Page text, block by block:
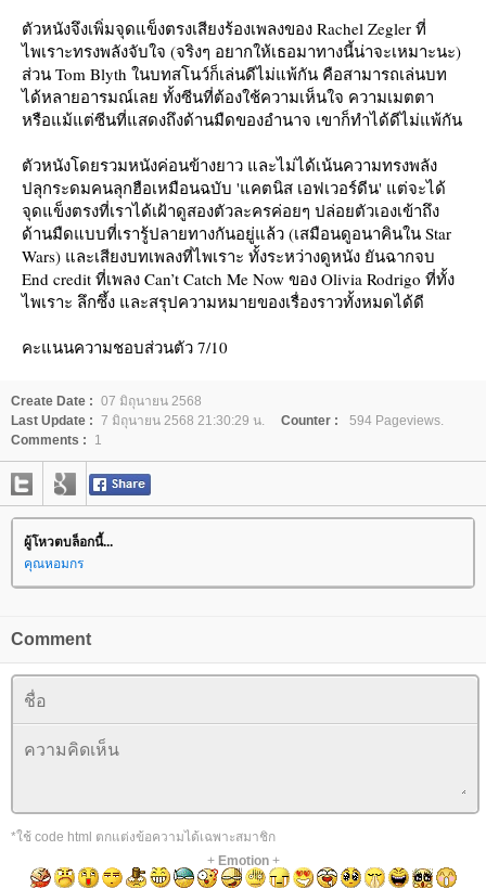
ตัวหนังจึงเพิ่มจุดแข็งตรงเสียงร้องเพลงของ Rachel Zegler ที่
ไพเราะทรงพลังจับใจ (จริงๆ อยากให้เธอมาทางนี้น่าจะเหมาะนะ)
ส่วน Tom Blyth ในบทสโนว์ก็เล่นดีไม่แพ้กัน คือสามารถเล่นบท
ได้หลายอารมณ์เลย ทั้งซีนที่ต้องใช้ความเห็นใจ ความเมตตา
หรือแม้แต่ซีนที่แสดงถึงด้านมืดของอำนาจ เขาก็ทำได้ดีไม่แพ้กัน
ตัวหนังโดยรวมหนังค่อนข้างยาว และไม่ได้เน้นความทรงพลัง
ปลุกระดมคนลุกฮือเหมือนฉบับ 'แคตนิส เอฟเวอร์ดีน' แต่จะได้
จุดแข็งตรงที่เราได้เฝ้าดูสองตัวละครค่อยๆ ปล่อยตัวเองเข้าถึง
ด้านมืดแบบที่เรารู้ปลายทางกันอยู่แล้ว (เสมือนดูอนาคินใน Star
Wars) และเสียงบทเพลงที่ไพเราะ ทั้งระหว่างดูหนัง ยันฉากจบ
End credit ที่เพลง Can’t Catch Me Now ของ Olivia Rodrigo ที่ทั้ง
ไพเราะ ลึกซึ้ง และสรุปความหมายของเรื่องราวทั้งหมดได้ดี
คะแนนความชอบส่วนตัว 7/10
Create Date : 07 มิถุนายน 2568
Last Update : 7 มิถุนายน 2568 21:30:29 น. Counter :
594 Pageviews.
Comments :
1
ผู้โหวตบล็อกนี้...
คุณหอมกร
Comment
*ใช้ code html ตกแต่งข้อความได้เฉพาะสมาชิก
+ Emotion+